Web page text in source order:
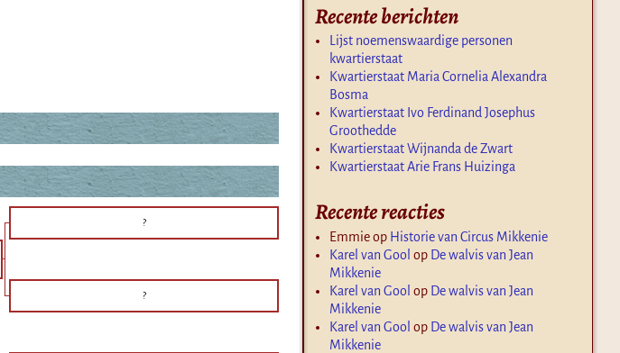
?
?
Recente berichten
Lijst noemenswaardige personen
kwartierstaat
Kwartierstaat Maria Cornelia Alexandra
Bosma
Kwartierstaat Ivo Ferdinand Josephus
Groothedde
Kwartierstaat Wijnanda de Zwart
Kwartierstaat Arie Frans Huizinga
Recente reacties
Emmieop Historie van Circus Mikkenie
Karel van Gool op De walvis van Jean
Mikkenie
Karel van Gool op De walvis van Jean
Mikkenie
Karel van Gool op De walvis van Jean
Mikkenie